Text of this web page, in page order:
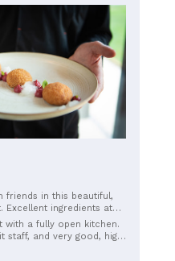
friends in this beautiful,
Excellent ingredients at
also deserve praise, with
and caramelized almond
with a fully open kitchen.
staff, and very good, high-